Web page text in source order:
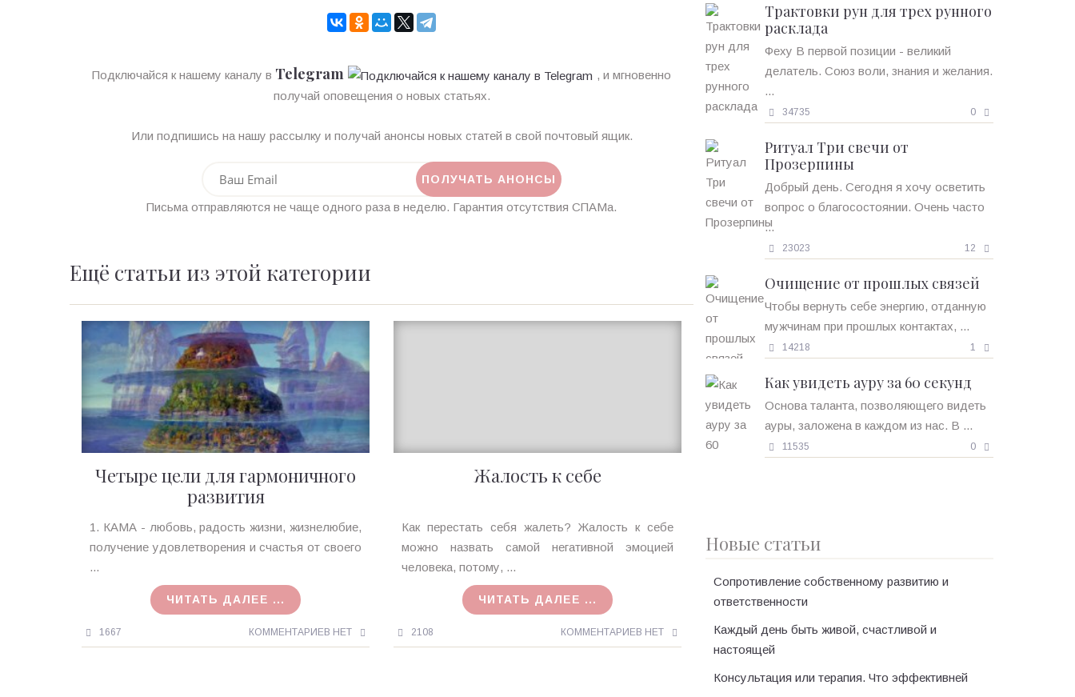
Подключайся к нашему каналу в Telegram
, и мгновенно
получай оповещения о новых статьях.
Или подпишись на нашу рассылку и получай анонсы новых статей в свой почтовый ящик.
Письма отправляются не чаще одного раза в неделю. Гарантия отсутствия СПАМа.
Ещё статьи из этой категории
Четыре цели для гармоничного
развития
Ирина
MagicTantra
1. КАМА - любовь, радость жизни, жизнелюбие,
получение удовлетворения и счастья от своего
...
ЧИТАТЬ ДАЛЕЕ ...
1667 КОММЕНТАРИЕВ НЕТ
Жалость к себе
Ирина
MagicTantra
08.02.2017
Как перестать себя жалеть? Жалость к себе
можно назвать самой негативной эмоцией
человека, потому, ...
ЧИТАТЬ ДАЛЕЕ ...
2108 КОММЕНТАРИЕВ НЕТ
Трактовки рун для трех рунного
расклада
Феху В первой позиции - великий
делатель. Союз воли, знания и желания.
...
34735 0
Ритуал Три свечи от
Прозерпины
Добрый день. Сегодня я хочу осветить
вопрос о благосостоянии. Очень часто
...
23023 12
Очищение от прошлых связей
Чтобы вернуть себе энергию, отданную
мужчинам при прошлых контактах, ...
14218 1
Как увидеть ауру за 60 секунд
Основа таланта, позволяющего видеть
ауры, заложена в каждом из нас. В ...
11535 0
Новые статьи
Сопротивление собственному развитию и
ответственности
Каждый день быть живой, счастливой и
настоящей
Консультация или терапия. Что эффективней